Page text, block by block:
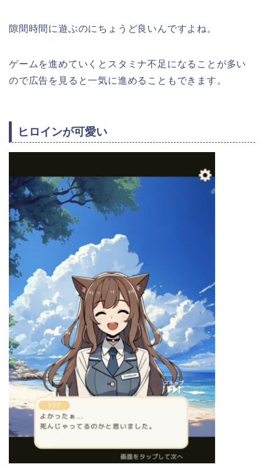
隙間時間に遊ぶのにちょうど良いんですよね。
ゲームを進めていくとスタミナ不足になることが多い
ので広告を見ると一気に進めることもできます。
ヒロインが可愛い